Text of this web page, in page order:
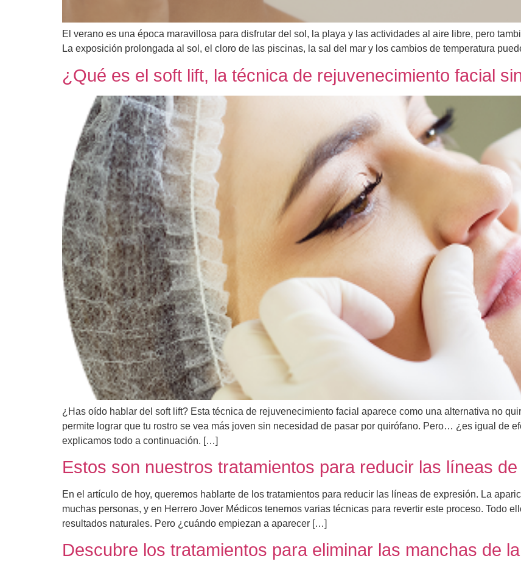
El verano es una época maravillosa para disfrutar del sol, la playa y las actividades al aire libre, pero
La exposición prolongada al sol, el cloro de las piscinas, la sal del mar y los cambios de temperatura
¿Qué es el soft lift, la técnica de rejuvenecimiento facial
¿Has oído hablar del soft lift? Esta técnica de rejuvenecimiento facial aparece como una alternativa no
permite lograr que tu rostro se vea más joven sin necesidad de pasar por quirófano. Pero… ¿es igual de
explicamos todo a continuación. […]
Estos son nuestros tratamientos para reducir las líneas
En el artículo de hoy, queremos hablarte de los tratamientos para reducir las líneas de expresión. La
muchas personas, y en Herrero Jover Médicos tenemos varias técnicas para revertir este proceso. Todo
resultados naturales. Pero ¿cuándo empiezan a aparecer […]
Descubre los tratamientos para eliminar las manchas de la